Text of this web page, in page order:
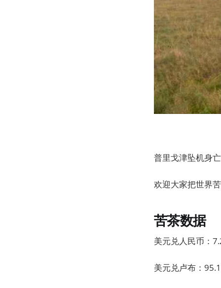
普里戈津坠机身
欢迎大家把世界
苦茶数据
美元兑人民币：
美元兑卢布：